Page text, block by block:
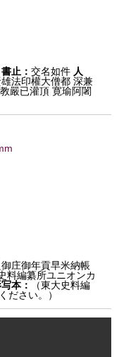
書止：交名如件 人
法印權大僧都 深兼
嚴已灌頂 寛瑜阿闍
庄御年貢早米納帳
料編纂所ユニオンカ
本：
（東大史料編
ださい。）